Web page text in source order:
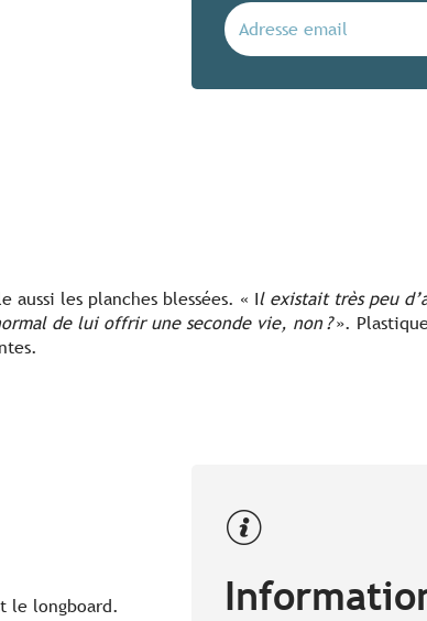
aussi les planches blessées. « Il existait très peu
de lui offrir une seconde vie, non ?».
le longboard.